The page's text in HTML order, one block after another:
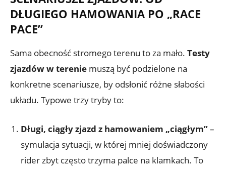
DŁUGIEGO HAMOWANIA PO „RACE
PACE”
Sama obecność stromego terenu to za mało. Testy
zjazdów w terenie muszą być podzielone na
konkretne scenariusze, by odsłonić różne słabości
układu. Typowe trzy tryby to:
Długi, ciągły zjazd z hamowaniem „ciągłym”–
symulacja sytuacji, w której mniej doświadczony
rider zbyt często trzyma palce na klamkach. To